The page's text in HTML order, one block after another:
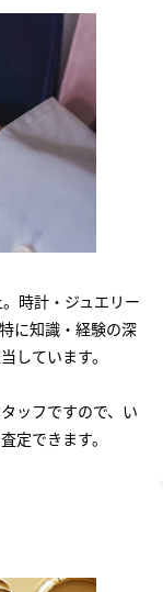
時計・ジュエリー
に知識・経験の深
しています。
ッフですので、い
定できます。